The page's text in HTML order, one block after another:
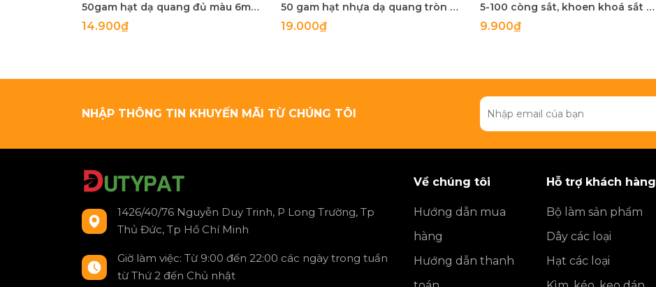
50gam hạt dạ quang đủ màu 6mm, 8mm, 10mm, 12mm, hạt nhựa tròn
14.900₫
50 gam hạt nhựa dạ quang tròn đủ size 4mm, 5mm, 6mm, 8mm, 10mm, 12mm, 14mm, 16mm ,18mm , 10mm, 22mm, 25mm
19.000₫
5-100 còng sắt, khoen khoá sắt mix màu 20mm, 25mm, 28mm
9.900₫
NHẬP THÔNG TIN KHUYẾN MÃI TỪ CHÚNG TÔI
1426/40/76 Nguyễn Duy Trinh, P Long Trường, Tp
Thủ Đức, Tp Hồ Chí Minh
Giờ làm việc: Từ 9:00 đến 22:00 các ngày trong tuần
từ Thứ 2 đến Chủ nhật
Về chúng tôi
Hướng dẫn mua
hàng
Hướng dẫn thanh
Hỗ trợ khách hàng
Bộ làm sản phẩm
Dây các loại
Hạt các loại